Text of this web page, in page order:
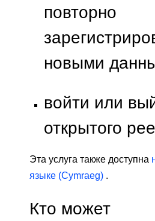
повторно
новыми
войти или
открытого
Эта услуга также доступна
языке (Cymraeg) .
Кто может